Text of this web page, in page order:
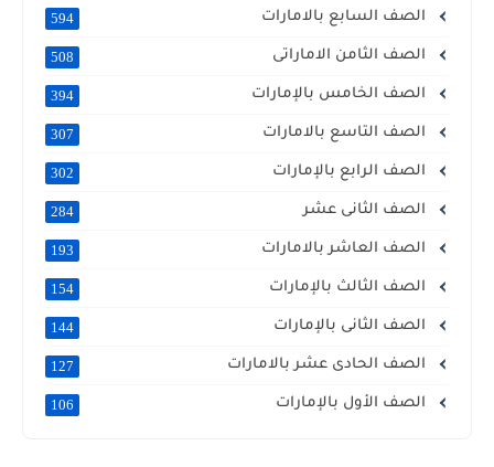
الصف السابع بالامارات 594
الصف الثامن الاماراتى 508
الصف الخامس بالإمارات 394
الصف التاسع بالامارات 307
الصف الرابع بالإمارات 302
الصف الثانى عشر 284
الصف العاشر بالامارات 193
الصف الثالث بالإمارات 154
الصف الثانى بالإمارات 144
الصف الحادى عشر بالامارات 127
الصف الأول بالإمارات 106